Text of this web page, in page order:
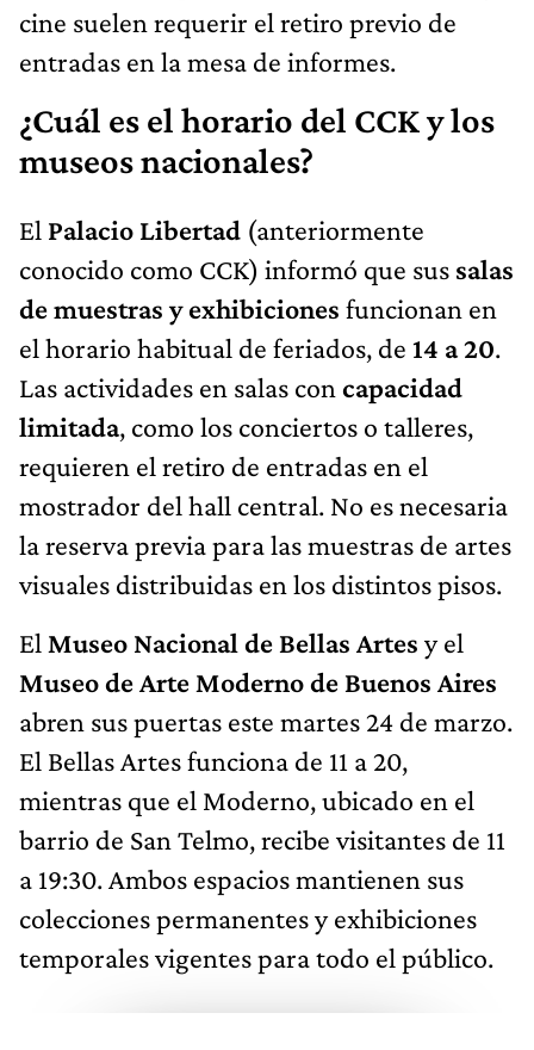
cine suelen requerir el retiro previo de
entradas en la mesa de informes.
¿Cuál es el horario del CCK y los
museos nacionales?
El Palacio Libertad (anteriormente
conocido como CCK) informó que sus salas
de muestras y exhibiciones funcionan en
el horario habitual de feriados, de 14 a 20.
Las actividades en salas con capacidad
limitada, como los conciertos o talleres,
requieren el retiro de entradas en el
mostrador del hall central. No es necesaria
la reserva previa para las muestras de artes
visuales distribuidas en los distintos pisos.
El Museo Nacional de Bellas Artes y el
Museo de Arte Moderno de Buenos Aires
abren sus puertas este martes 24 de marzo.
El Bellas Artes funciona de 11 a 20,
mientras que el Moderno, ubicado en el
barrio de San Telmo, recibe visitantes de 11
a 19:30. Ambos espacios mantienen sus
colecciones permanentes y exhibiciones
temporales vigentes para todo el público.